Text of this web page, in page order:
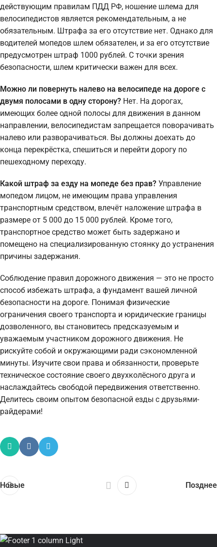
действующим правилам ПДД РФ, ношение шлема для
велосипедистов является рекомендательным, а не
обязательным. Штрафа за его отсутствие нет. Однако для
водителей мопедов шлем обязателен, и за его отсутствие
предусмотрен штраф 1000 рублей. С точки зрения
безопасности, шлем критически важен для всех.
Можно ли повернуть налево на велосипеде на дороге с
двумя полосами в одну сторону? Нет. На дорогах,
имеющих более одной полосы для движения в данном
направлении, велосипедистам запрещается поворачивать
налево или разворачиваться. Вы должны доехать до
конца перекрёстка, спешиться и перейти дорогу по
пешеходному переходу.
Какой штраф за езду на мопеде без прав? Управление
мопедом лицом, не имеющим права управления
транспортным средством, влечёт наложение штрафа в
размере от 5 000 до 15 000 рублей. Кроме того,
транспортное средство может быть задержано и
помещено на специализированную стоянку до устранения
причины задержания.
Соблюдение правил дорожного движения — это не просто
способ избежать штрафа, а фундамент вашей личной
безопасности на дороге. Понимая физические
ограничения своего транспорта и юридические границы
дозволенного, вы становитесь предсказуемым и
уважаемым участником дорожного движения. Не
рискуйте собой и окружающими ради сэкономленной
минуты. Изучите свои права и обязанности, проверьте
техническое состояние своего двухколёсного друга и
наслаждайтесь свободой передвижения ответственно.
Делитесь своим опытом безопасной езды с друзьями-
райдерами!
Новые Позднее